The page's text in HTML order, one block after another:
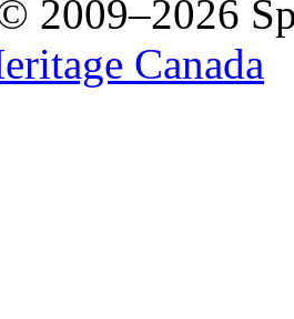
2009–2026
Canada